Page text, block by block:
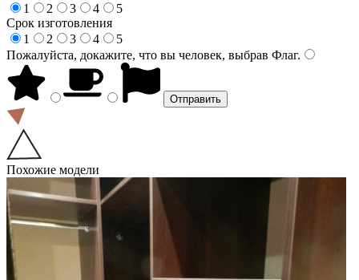
1
2 3 4
5
Срок изготовления
1
2 3 4
5
Пожалуйста, докажите, что вы человек, выбрав Флаг.
Похожие модели